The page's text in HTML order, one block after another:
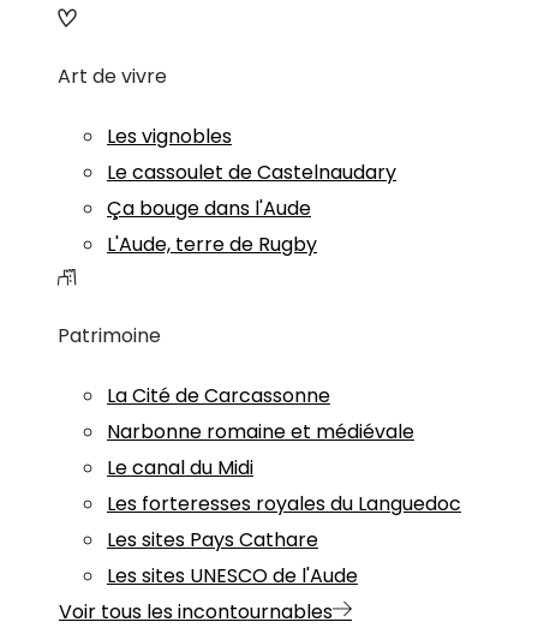
Art de vivre
Les vignobles
Le cassoulet de Castelnaudary
Ça bouge dans l'Aude
L'Aude, terre de Rugby
Patrimoine
La Cité de Carcassonne
Narbonne romaine et médiévale
Le canal du Midi
Les forteresses royales du Languedoc
Les sites Pays Cathare
Les sites UNESCO de l'Aude
Voir tous les incontournables